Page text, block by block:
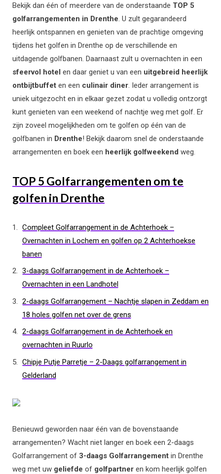
Bekijk dan één of meerdere van de onderstaande TOP 5
golfarrangementen in Drenthe. U zult gegarandeerd
heerlijk ontspannen en genieten van de prachtige omgeving
tijdens het golfen in Drenthe op de verschillende en
uitdagende golfbanen. Daarnaast zult u overnachten in een
sfeervol hotel en daar geniet u van een uitgebreid heerlijk
ontbijtbuffet en een culinair diner. Ieder arrangement is
uniek uitgezocht en in elkaar gezet zodat u volledig ontzorgt
kunt genieten van een weekend of nachtje weg met golf. Er
zijn zoveel mogelijkheden om te golfen op één van de
golfbanen in Drenthe! Bekijk daarom snel de onderstaande
arrangementen en boek een heerlijk golfweekend weg.
TOP 5 Golfarrangementen om te
golfen in Drenthe
Compleet Golfarrangement in de Achterhoek –
Overnachten in Lochem en golfen op 2 Achterhoekse
banen
3-daags Golfarrangement in de Achterhoek –
Overnachten in een Landhotel
2-daags Golfarrangement – Nachtje slapen in Zeddam en
18 holes golfen net over de grens
2-daags Golfarrangement in de Achterhoek en
overnachten in Ruurlo
Chipje Putje Parretje – 2-Daags golfarrangement in
Gelderland
Benieuwd geworden naar één van de bovenstaande
arrangementen? Wacht niet langer en boek een 2-daags
Golfarrangement of 3-daags Golfarrangement in Drenthe
weg met uw geliefde of golfpartner en kom heerlijk golfen